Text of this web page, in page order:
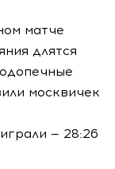
матче
длятся
москвичек
— 28:26